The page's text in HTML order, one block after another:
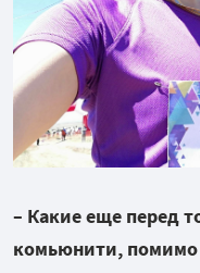
– Какие еще перед
комьюнити, помимо